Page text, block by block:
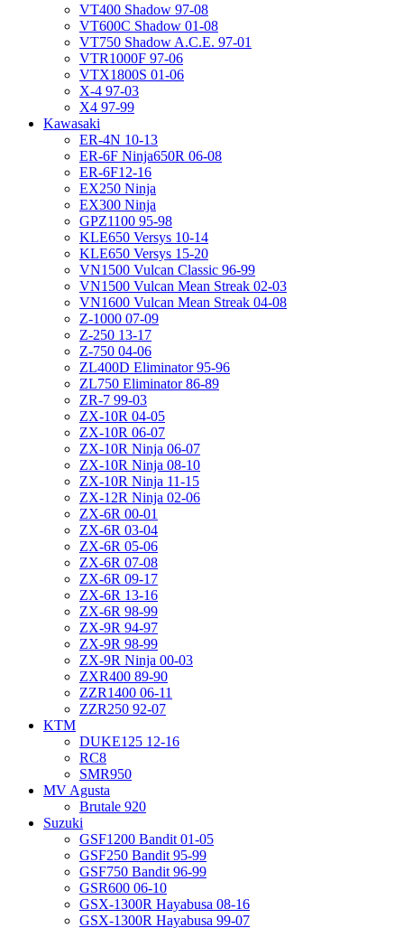
VT400 Shadow 97-08
VT600C Shadow 01-08
VT750 Shadow A.C.E. 97-01
VTR1000F 97-06
VTX1800S 01-06
X-4 97-03
X4 97-99
Kawasaki
ER-4N 10-13
ER-6F Ninja650R 06-08
ER-6F12-16
EX250 Ninja
EX300 Ninja
GPZ1100 95-98
KLE650 Versys 10-14
KLE650 Versys 15-20
VN1500 Vulcan Classic 96-99
VN1500 Vulcan Mean Streak 02-03
VN1600 Vulcan Mean Streak 04-08
Z-1000 07-09
Z-250 13-17
Z-750 04-06
ZL400D Eliminator 95-96
ZL750 Eliminator 86-89
ZR-7 99-03
ZX-10R 04-05
ZX-10R 06-07
ZX-10R Ninja 06-07
ZX-10R Ninja 08-10
ZX-10R Ninja 11-15
ZX-12R Ninja 02-06
ZX-6R 00-01
ZX-6R 03-04
ZX-6R 05-06
ZX-6R 07-08
ZX-6R 09-17
ZX-6R 13-16
ZX-6R 98-99
ZX-9R 94-97
ZX-9R 98-99
ZX-9R Ninja 00-03
ZXR400 89-90
ZZR1400 06-11
ZZR250 92-07
KTM
DUKE125 12-16
RC8
SMR950
MV Agusta
Brutale 920
Suzuki
GSF1200 Bandit 01-05
GSF250 Bandit 95-99
GSF750 Bandit 96-99
GSR600 06-10
GSX-1300R Hayabusa 08-16
GSX-1300R Hayabusa 99-07